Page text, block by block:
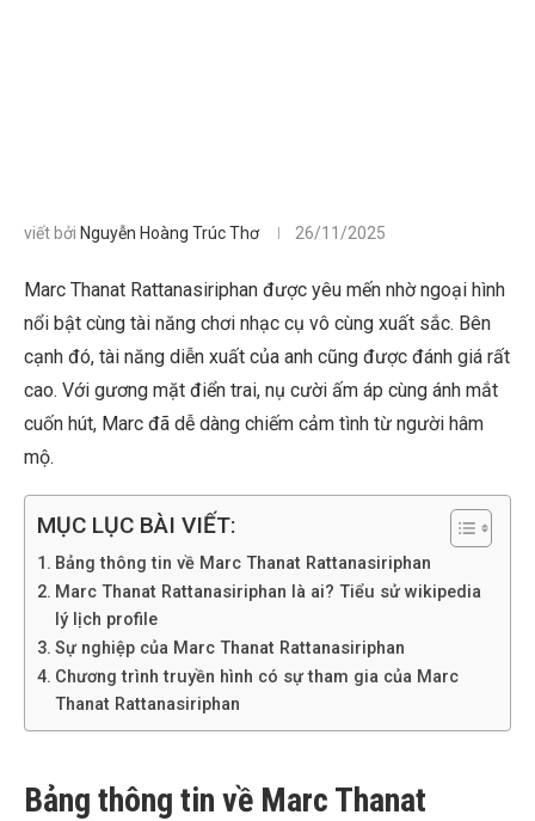
viết bởi Nguyễn Hoàng Trúc Thơ 26/11/2025
Marc Thanat Rattanasiriphan được yêu mến nhờ ngoại hình
nổi bật cùng tài năng chơi nhạc cụ vô cùng xuất sắc. Bên
cạnh đó, tài năng diễn xuất của anh cũng được đánh giá rất
cao. Với gương mặt điển trai, nụ cười ấm áp cùng ánh mắt
cuốn hút, Marc đã dễ dàng chiếm cảm tình từ người hâm
mộ.
MỤC LỤC BÀI VIẾT:
Bảng thông tin về Marc Thanat Rattanasiriphan
Marc Thanat Rattanasiriphan là ai? Tiểu sử wikipedia
lý lịch profile
Sự nghiệp của Marc Thanat Rattanasiriphan
Chương trình truyền hình có sự tham gia của Marc
Thanat Rattanasiriphan
Bảng thông tin về Marc Thanat